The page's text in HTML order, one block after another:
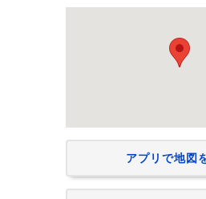
アプリで地図